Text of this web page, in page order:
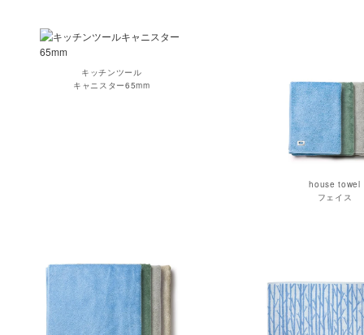
キッチンツール
キャニスター65mm
house towel
フェイス